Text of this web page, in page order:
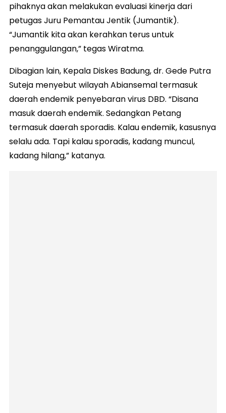
pihaknya akan melakukan evaluasi kinerja dari
petugas Juru Pemantau Jentik (Jumantik).
“Jumantik kita akan kerahkan terus untuk
penanggulangan,” tegas Wiratma.
Dibagian lain, Kepala Diskes Badung, dr. Gede Putra
Suteja menyebut wilayah Abiansemal termasuk
daerah endemik penyebaran virus DBD. “Disana
masuk daerah endemik. Sedangkan Petang
termasuk daerah sporadis. Kalau endemik, kasusnya
selalu ada. Tapi kalau sporadis, kadang muncul,
kadang hilang,” katanya.